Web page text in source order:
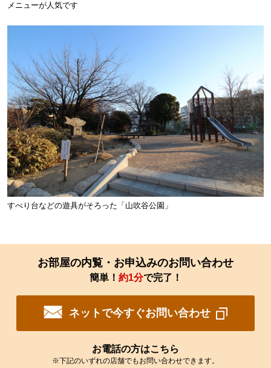
メニューが人気です
すべり台などの遊具がそろった「山吹谷公園」
お部屋の内覧・お申込みのお問い合わせ
簡単！ 約1分で完了！
ネットで今すぐお問い合わせ
お電話の方はこちら
※下記のいずれの店舗でもお問い合わせできます。